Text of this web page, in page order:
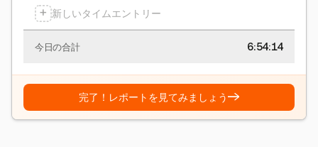
+ 新しいタイムエントリー
今日の合計 6:54:15
完了！レポートを見てみましょう→